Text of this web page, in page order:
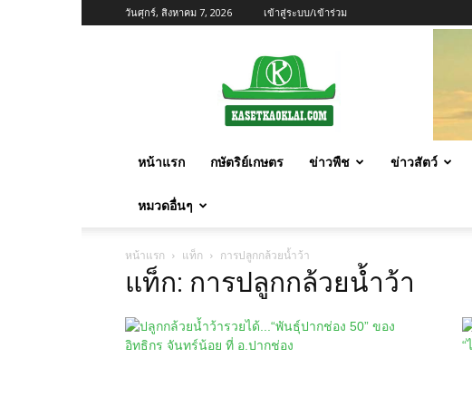
วันศุกร์, สิงหาคม 7, 2026 เข้าสู่ระบบ/เข้าร่วม
หน้าแรก กษัตริย์เกษตร ข่าวพืช ข่าวสัตว์
หมวดอื่นๆ
หน้าแรก แท็ก การปลูกกล้วยน้ำว้า
แท็ก: การปลูกกล้วยน้ำว้า